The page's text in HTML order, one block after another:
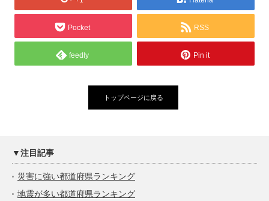
Pocket RSS
feedly Pin it
トップページに戻る
▼注目記事
災害に強い都道府県ランキング
地震が多い都道府県ランキング